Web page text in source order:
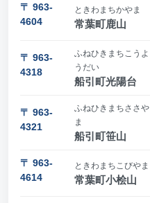
〒 963-
4604
ときわまちかやま
常葉町鹿山
〒 963-
4318
ふねひきまちこうよ
うだい
船引町光陽台
〒 963-
4321
ふねひきまちささや
ま
船引町笹山
〒 963-
4614
ときわまちこびやま
常葉町小桧山